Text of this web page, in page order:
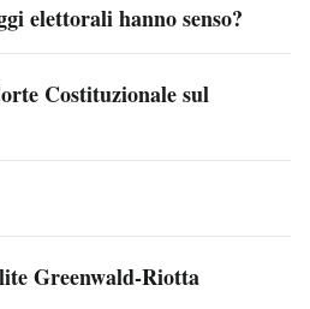
elettorali hanno senso?
Costituzionale sul
Greenwald-Riotta